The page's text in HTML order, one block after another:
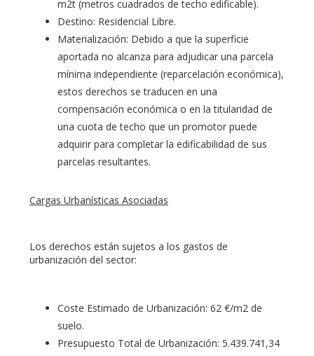
m2t (metros cuadrados de techo edificable).
Destino: Residencial Libre.
Materialización: Debido a que la superficie
aportada no alcanza para adjudicar una parcela
mínima independiente (reparcelación económica),
estos derechos se traducen en una
compensación económica o en la titularidad de
una cuota de techo que un promotor puede
adquirir para completar la edificabilidad de sus
parcelas resultantes.
Cargas Urbanísticas Asociadas
Los derechos están sujetos a los gastos de
urbanización del sector:
Coste Estimado de Urbanización: 62 €/m2 de
suelo.
Presupuesto Total de Urbanización: 5.439.741,34